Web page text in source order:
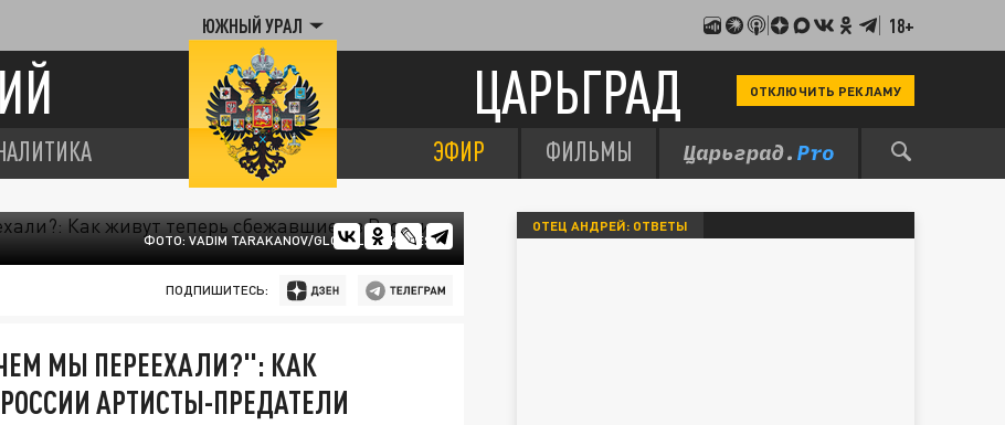
ЮЖНЫЙ УРАЛ 18+
ЦАРЬГРАД ОТКЛЮЧИТЬ РЕКЛАМУ
ЭФИР ФИЛЬМЫ
ФОТО: VADIM TARAKANOV/GLOBALLOOKPRESS
ПОДПИШИТЕСЬ:
МЫ ПЕРЕЕХАЛИ?": КАК
АРТИСТЫ-ПРЕДАТЕЛИ
ОТЕЦ АНДРЕЙ: ОТВЕТЫ